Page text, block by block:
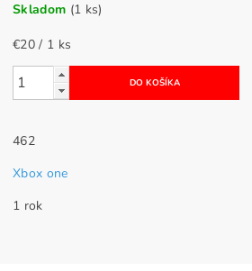
Skladom (1 ks)
€20 / 1 ks
462
Xbox one
1 rok